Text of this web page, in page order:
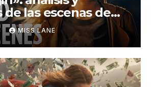
de las escenas de
MISS LANE